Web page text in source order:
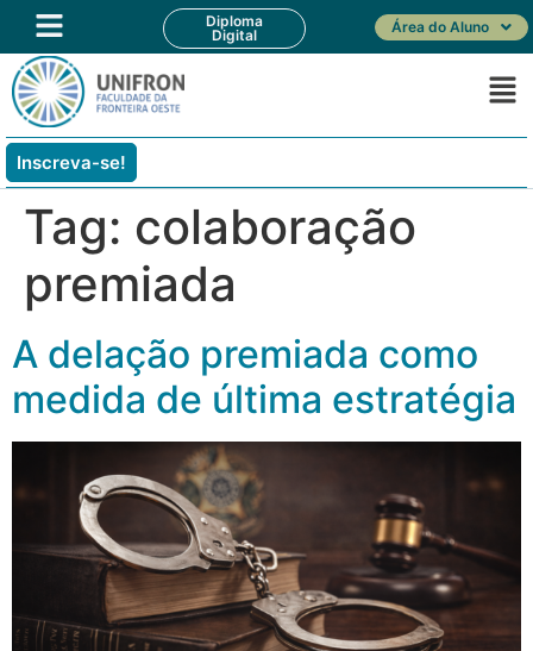
Diploma
Digital
Área do Aluno
Inscreva-se!
Tag: colaboração
premiada
A delação premiada como
medida de última estratégia